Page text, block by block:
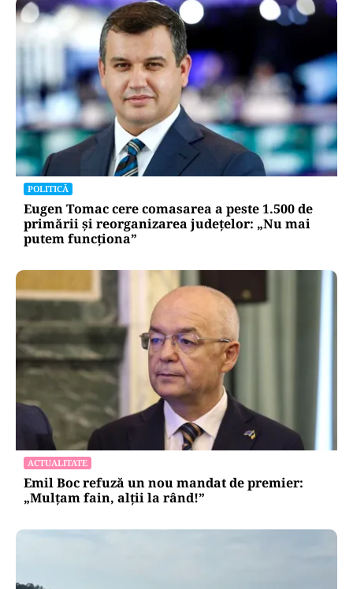
POLITICĂ
Eugen Tomac cere comasarea a peste 1.500 de
primării și reorganizarea județelor: „Nu mai
putem funcționa”
ACTUALITATE
Emil Boc refuză un nou mandat de premier:
„Mulțam fain, alții la rând!”